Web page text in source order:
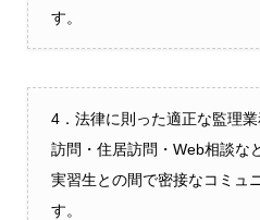
す。
4．法律に則った適正な監理
訪問・住居訪問・Web相談な
実習生との間で密接なコミュ
す。